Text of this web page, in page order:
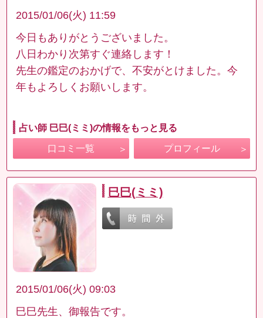
2015/01/06(火) 11:59
今日もありがとうございました。
八日わかり次第すぐ連絡します！
先生の鑑定のおかげで、不安がとけました。今
年もよろしくお願いします。
占い師 巳巳(ミミ)の情報をもっと見る
口コミ一覧 プロフィール
巳巳(ミミ)
2015/01/06(火) 09:03
巳巳先生、御報告です。